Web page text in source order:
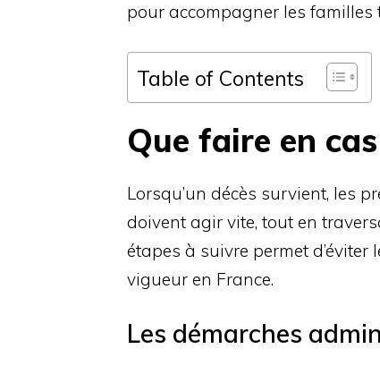
pour accompagner les familles
Table of Contents
Que faire en
Lorsqu’un décès survient, les
doivent agir vite, tout en
étapes à suivre permet
vigueur en France.
Les démarches